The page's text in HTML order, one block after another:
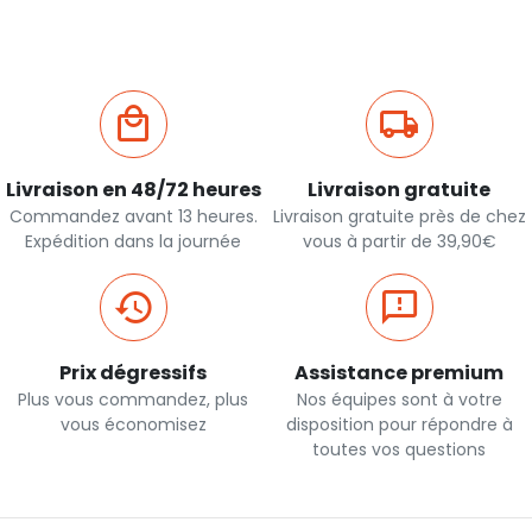
Livraison en 48/72 heures
Commandez avant 13 heures.
Expédition dans la journée
Livraison gratuite
Livraison gratuite près de chez
vous à partir de 39,90€
Prix dégressifs
Plus vous commandez, plus
vous économisez
Assistance premium
Nos équipes sont à votre
disposition pour répondre à
toutes vos questions